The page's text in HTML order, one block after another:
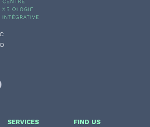
SERVICES FIND US